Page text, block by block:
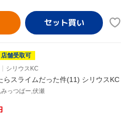
店舗受取可
シリウスKC
らスライムだった件(11) シリウスKC
みっつばー,伏瀬